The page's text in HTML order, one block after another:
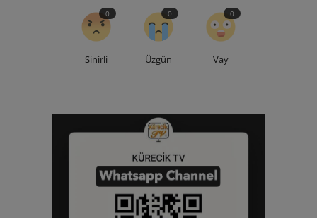
Sinirli
0
Üzgün
0
Vay
0